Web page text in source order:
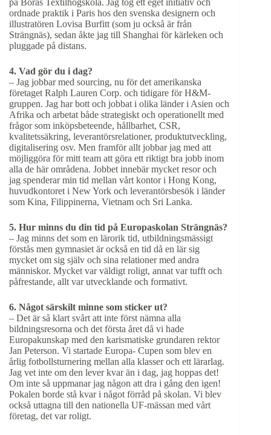
ordnade praktik i Paris hos den svenska designern och
illustratören Lovisa Burfitt (som ju också är från
Strängnäs), sedan åkte jag till Shanghai för kärleken och
pluggade på distans.
4. Vad gör du i dag?
– Jag jobbar med sourcing, nu för det amerikanska
företaget Ralph Lauren Corp. och tidigare för H&M-
gruppen. Jag har bott och jobbat i olika länder i Asien och
Afrika och arbetat både strategiskt och operationellt med
frågor som inköpsbeteende, hållbarhet, CSR,
kvalitetssäkring, leverantörsrelationer, produktutveckling,
digitalisering osv. Men framför allt jobbar jag med att
möjliggöra för mitt team att göra ett riktigt bra jobb inom
alla de här områdena. Jobbet innebär mycket resor och
jag spenderar min tid mellan vårt kontor i Hong Kong,
huvudkontoret i New York och leverantörsbesök i länder
som Kina, Filippinerna, Vietnam och Sri Lanka.
5. Hur minns du din tid på Europaskolan Strängnäs?
– Jag minns det som en lärorik tid, utbildningsmässigt
förstås men gymnasiet är också en tid då en lär sig
mycket om sig själv och sina relationer med andra
människor. Mycket var väldigt roligt, annat var tufft och
påfrestande, allt var utvecklande och formativt.
6. Något särskilt minne som sticker ut?
– Det är så klart svårt att inte först nämna alla
bildningsresorna och det första året då vi hade
Europakunskap med den karismatiske grundaren rektor
Jan Peterson. Vi startade Europa- Cupen som blev en
årlig fotbollsturnering mellan alla klasser och ett lärarlag.
Jag vet inte om den lever kvar än i dag, jag hoppas det!
Om inte så uppmanar jag någon att dra i gång den igen!
Pokalen borde stå kvar i något förråd på skolan. Vi blev
också uttagna till den nationella UF-mässan med vårt
företag, det var roligt.